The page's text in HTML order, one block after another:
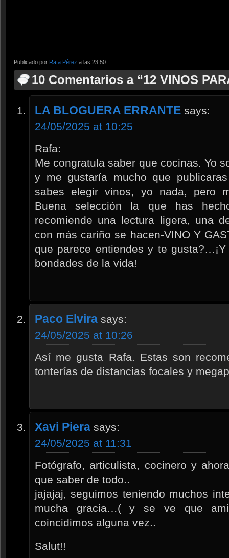
Publicado por Rafa Pérez a las 23:50
10 Comentarios a “12 VINOS
LA BLOGUERA ERRANTE says:
24/05/2025 at 10:25
Rafa:
Me congratula saber que cocinas. Yo
y me gustaría mucho que
sabes elegir vinos, yo nada, pero
Buena selección la que has
recomiende una lectura ligera, una
con más cariño se hacen-VINO Y
que parece entiendes y te
bondades de la vida!
Paco Elvira says:
24/05/2025 at 10:26
Así me gusta Rafa. Estas son
tonterías de distancias focales y
Xavi Piera says:
24/05/2025 at 11:31
Fotógrafo, articulista, cocinero y
que saber de todo..
jajajaj, seguimos teniendo muchos
mucha gracia…( y se ve que
coincidimos alguna vez..
Salut!!